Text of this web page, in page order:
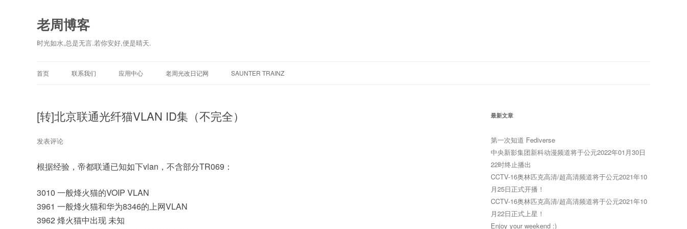
老周博客
时光如水,总是无言.若你安好,便是晴天.
首页 联系我们 应用中心 老周光改日记网 SAUNTER TRAINZ
[转]北京联通光纤猫VLAN ID集（不完全）
发表评论
根据经验，帝都联通已知如下vlan，不含部分TR069：
3010 一般烽火猫的VOIP VLAN
3961 一般烽火猫和华为8346的上网VLAN
3962 烽火猫中出现 未知
最新文章
第一次知道 Fediverse
中央新影集团新科动漫频道将于公元2022年01月30日
22时终止播出
CCTV-16奥林匹克高清/超高清频道将于公元2021年10
月25日正式开播！
CCTV-16奥林匹克高清/超高清频道将于公元2021年10
月22日正式上星！
Enjoy your weekend :)